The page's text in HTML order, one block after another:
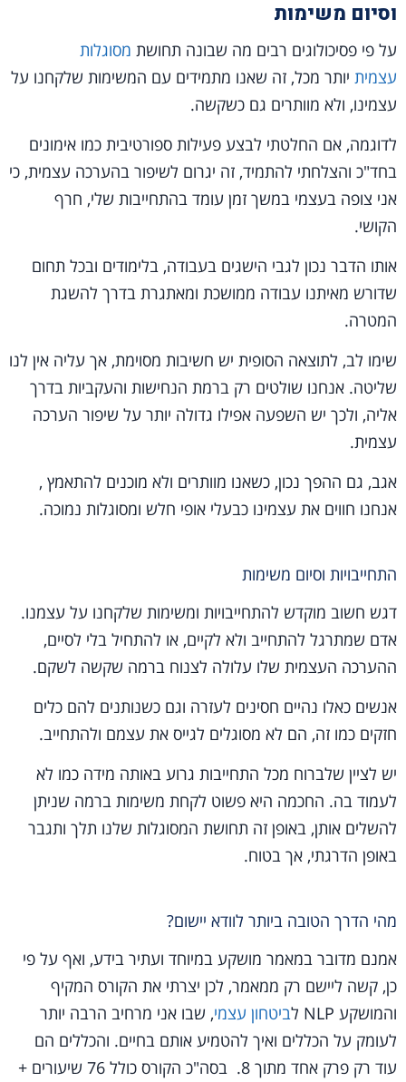
וסיום משימות
על פי פסיכולוגים רבים מה שבונה תחושת מסוגלות
עצמית יותר מכל, זה שאנו מתמידים עם המשימות שלקחנו על
עצמינו, ולא מוותרים גם כשקשה.
לדוגמה, אם החלטתי לבצע פעילות ספורטיבית כמו אימונים
בחד"כ והצלחתי להתמיד, זה יגרום לשיפור בהערכה עצמית, כי
אני צופה בעצמי במשך זמן עומד בהתחייבות שלי, חרף
הקושי.
אותו הדבר נכון לגבי הישגים בעבודה, בלימודים ובכל תחום
שדורש מאיתנו עבודה ממושכת ומאתגרת בדרך להשגת
המטרה.
שימו לב, לתוצאה הסופית יש חשיבות מסוימת, אך עליה אין לנו
שליטה. אנחנו שולטים רק ברמת הנחישות והעקביות בדרך
אליה, ולכך יש השפעה אפילו גדולה יותר על שיפור הערכה
עצמית.
אגב, גם ההפך נכון, כשאנו מוותרים ולא מוכנים להתאמץ ,
אנחנו חווים את עצמינו כבעלי אופי חלש ומסוגלות נמוכה.
התחייבויות וסיום משימות
דגש חשוב מוקדש להתחייבויות ומשימות שלקחנו על עצמנו.
אדם שמתרגל להתחייב ולא לקיים, או להתחיל בלי לסיים,
ההערכה העצמית שלו עלולה לצנוח ברמה שקשה לשקם.
אנשים כאלו נהיים חסינים לעזרה וגם כשנותנים להם כלים
חזקים כמו זה, הם לא מסוגלים לגייס את עצמם ולהתחייב.
יש לציין שלברוח מכל התחייבות גרוע באותה מידה כמו לא
לעמוד בה. החכמה היא פשוט לקחת משימות ברמה שניתן
להשלים אותן, באופן זה תחושת המסוגלות שלנו תלך ותגבר
באופן הדרגתי, אך בטוח.
מהי הדרך הטובה ביותר לוודא יישום?
אמנם מדובר במאמר מושקע במיוחד ועתיר בידע, ואף על פי
כן, קשה ליישם רק ממאמר, לכן יצרתי את הקורס המקיף
והמושקע NLP ל
ביטחון עצמי, שבו אני מרחיב הרבה יותר
לעומק על הכללים ואיך להטמיע אותם בחיים. והכללים הם
עוד רק פרק אחד מתוך 8. בסה"כ הקורס כולל 76 שיעורים +